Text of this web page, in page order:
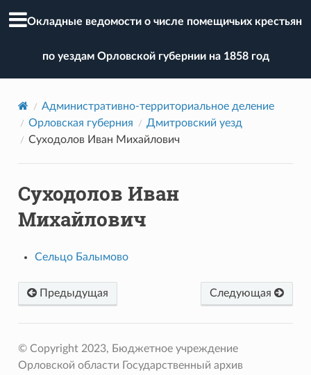
Окладные ведомости о числе помещичьих крестьян
по уездам Орловской губернии на 1858 год
Административно-территориальное деление
Орловская губерния
Дмитровский уезд
Суходолов Иван Михайлович
Суходолов Иван
Михайлович
Сельцо Балымово
Предыдущая Следующая
© Copyright 2023, Бюджетное учреждение
Орловской области Государственный архив